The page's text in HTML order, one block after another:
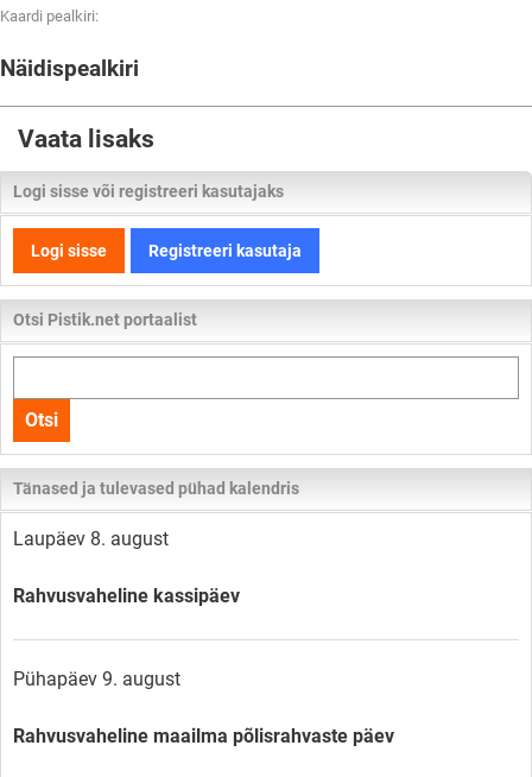
Kaardi pealkiri:
Näidispealkiri
Vaata lisaks
Logi sisse või registreeri kasutajaks
Logi sisse Registreeri kasutaja
Otsi Pistik.net portaalist
kogu
lehelt
Otsi
Tänased ja tulevased pühad kalendris
Laupäev 8. august
Rahvusvaheline kassipäev
Pühapäev 9. august
Rahvusvaheline maailma põlisrahvaste päev